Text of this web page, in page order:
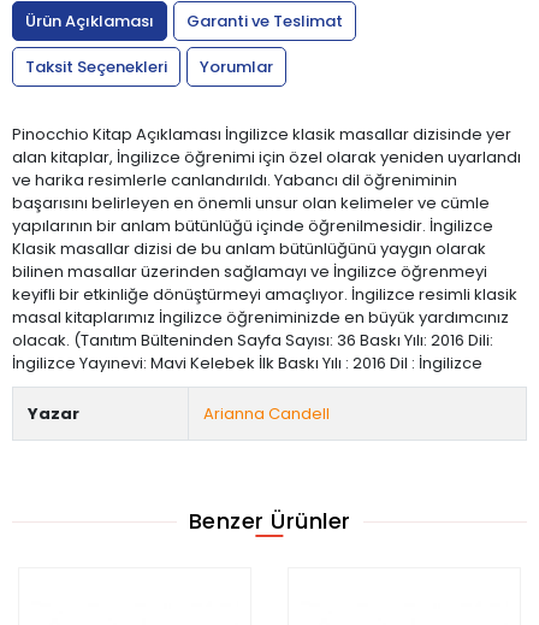
Ürün Açıklaması
Garanti ve Teslimat
Taksit Seçenekleri
Yorumlar
Pinocchio Kitap Açıklaması İngilizce klasik masallar dizisinde yer
alan kitaplar, İngilizce öğrenimi için özel olarak yeniden uyarlandı
ve harika resimlerle canlandırıldı. Yabancı dil öğreniminin
başarısını belirleyen en önemli unsur olan kelimeler ve cümle
yapılarının bir anlam bütünlüğü içinde öğrenilmesidir. İngilizce
Klasik masallar dizisi de bu anlam bütünlüğünü yaygın olarak
bilinen masallar üzerinden sağlamayı ve İngilizce öğrenmeyi
keyifli bir etkinliğe dönüştürmeyi amaçlıyor. İngilizce resimli klasik
masal kitaplarımız İngilizce öğreniminizde en büyük yardımcınız
olacak. (Tanıtım Bülteninden Sayfa Sayısı: 36 Baskı Yılı: 2016 Dili:
İngilizce Yayınevi: Mavi Kelebek İlk Baskı Yılı : 2016 Dil : İngilizce
Yazar Arianna Candell
Benzer Ürünler